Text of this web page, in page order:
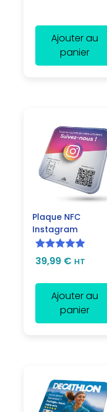
Ajouter au
panier
Plaque NFC
Instagram
Note5.00
39,99 € HT
Ajouter au
panier